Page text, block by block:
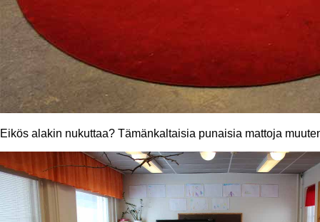
Eikös alakin nukuttaa? Tämänkaltaisia punaisia mattoja